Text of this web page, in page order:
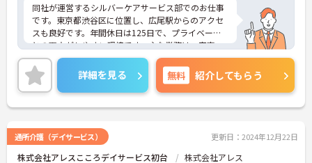
同社が運営するシルバーケアサービス部でのお仕事
です。東京都渋谷区に位置し、広尾駅からのアクセ
スも良好です。年間休日は125日で、プライベート
との両立がしやすい環境です。主な業務は、家事・
介護・医療サービスのコーディネートで、入会に関
するお問い合わせやサービスの案内、契約業務、お
客様対応、ケアスタッフの教育・指導などを行いま
す。無資格の方も応募可能で、介護経験がある方や
サービス提供責任者経験者は優遇されます。育児休
ジが変化しても長く働ける環境が整っています。ご
興味のある方は詳細等をお伝えしますので、お気軽
にお問い合わせください。
詳細を見る 無料 紹介してもらう
通所介護（デイサービス） 更新日：2024年12月22日
株式会社アレスこころデイサービス初台 株式会社アレス